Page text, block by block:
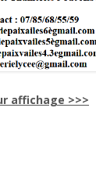
affichage >>>